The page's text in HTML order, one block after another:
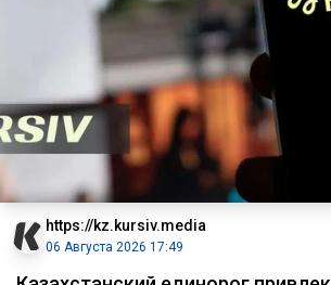
https://kz.kursiv.media
06 Августа 2026 17:49